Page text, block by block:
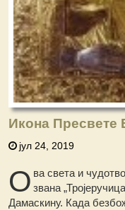
Икона Пресвете
јул 24, 2019
О ва света и
звана
Дамаскину. Када